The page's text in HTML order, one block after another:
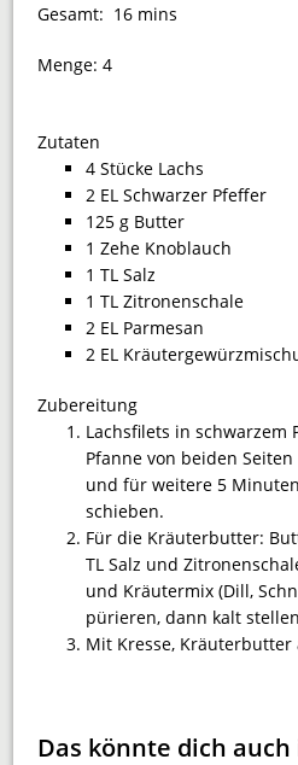
Gesamt: 16 mins
Menge:4
Zutaten
4 Stücke Lachs
2 EL Schwarzer Pfeffer
125 g Butter
1 Zehe Knoblauch
1 TL Salz
1 TL Zitronenschale
2 EL Parmesan
2 EL
Zubereitung
Lachsfilets in schwarzem
Pfanne von beiden
und für weitere 5
schieben.
Für die Kräuterbutter:
TL Salz und
und Kräutermix (Dill,
pürieren, dann kalt
Mit Kresse,
Das könnte dich